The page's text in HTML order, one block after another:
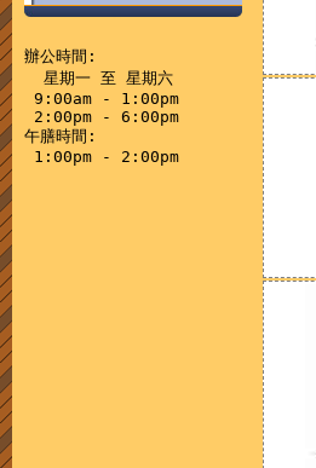
辦公時間:
  星期一 至 星期六
9:00am - 1:00pm
2:00pm - 6:00pm
午膳時間: